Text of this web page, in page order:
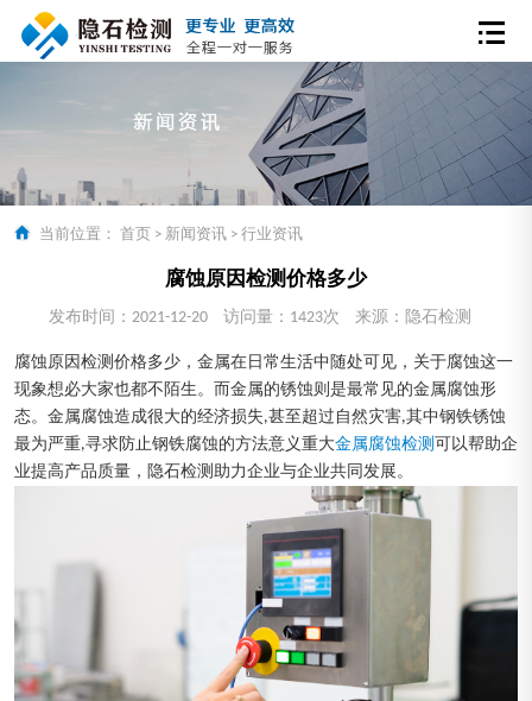
当前位置： 首页 > 新闻资讯 > 行业资讯
腐蚀原因检测价格多少
发布时间：2021-12-20 访问量：1423次 来源：隐石检测
腐蚀原因检测价格多少，金属在日常生活中随处可见，关于腐蚀这一
现象想必大家也都不陌生。而金属的锈蚀则是最常见的金属腐蚀形
态。金属腐蚀造成很大的经济损失,甚至超过自然灾害,其中钢铁锈蚀
最为严重,寻求防止钢铁腐蚀的方法意义重大金属腐蚀检测 可以帮助企
业提高产品质量，隐石检测助力企业与企业共同发展。